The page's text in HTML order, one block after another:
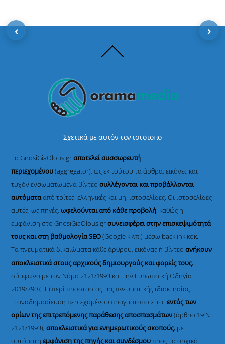
To
Σχετικά με αυτόν τον ιστότοπο
Το GnosiGiaOlous.grαποτελεί συσσωρευτή
περιεχομένου(aggregator), ως εκ τούτου τα άρθρα, εικόνες και
τυχόν ενσωματωμένα βίντεοσυλλέγονται και προβάλλονται
αυτόματααπό τρίτες, ελληνικές και μη, ιστοσελίδες. Οι ιστοσελίδες
αυτές, ως πηγές,ωφελούνται από κάθε προβολή, καθώς η
εμφάνιση στο GnosiGiaOlous.grσυνεισφέρει στην επισκεψιμότητά
τους και στη βαθμολογία SEO(Google κ.λπ.) μέσω backlink κοκ.
Τα πνευματικά δικαιώματα κάθε άρθρου, εικόνας ή βίντεοανήκουν
αποκλειστικά στους αρχικούς δημιουργούς και φορείς τους,
σύμφωνα με τον Νόμο 2121/1993 και την Ευρωπαϊκή Οδηγία
2019/790 (ΕΕ) περί προστασίας της πνευματικής ιδιοκτησίας.
Η αναδημοσίευση περιεχομένου πραγματοποιείταιεντός των
ορίων της επιτρεπόμενης παράθεσης αποσπασμάτων(άρθρο 19 Ν.
2121/1993), αποκλειστικά για ενημερωτικούς σκοπούς, με
αυτόματηεμφάνιση της πηγής και συνδέσμουπρος το αρχικό
‹ ›